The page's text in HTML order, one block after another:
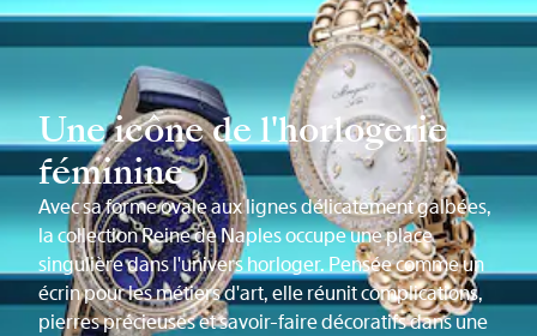
Une icône de l'horlogerie
féminine
Avec sa forme ovale aux lignes délicatement galbées,
la collection Reine de Naples occupe une place
singulière dans l'univers horloger. Pensée comme un
écrin pour les métiers d'art, elle réunit complications,
pierres précieuses et savoir-faire décoratifs dans une